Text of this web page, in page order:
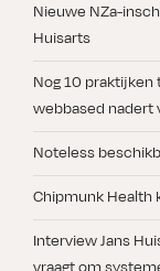
Nieuwe NZa-
Huisarts
Nog 10 praktijken
webbased nadert
Noteless
Chipmunk Health
Interview Jans